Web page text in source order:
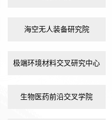
海空无人装备研究院
极端环境材料交叉研究中心
生物医药前沿交叉学院